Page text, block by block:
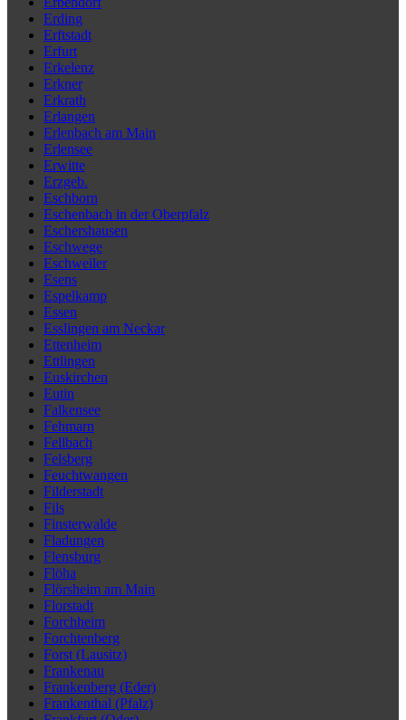
Erding
Erftstadt
Erfurt
Erkelenz
Erkner
Erkrath
Erlangen
Erlenbach am Main
Erlensee
Erwitte
Erzgeb.
Eschborn
Eschenbach in der Oberpfalz
Eschershausen
Eschwege
Eschweiler
Esens
Espelkamp
Essen
Esslingen am Neckar
Ettenheim
Ettlingen
Euskirchen
Eutin
Falkensee
Fehmarn
Fellbach
Felsberg
Feuchtwangen
Filderstadt
Fils
Finsterwalde
Fladungen
Flensburg
Flöha
Flörsheim am Main
Florstadt
Forchheim
Forchtenberg
Forst (Lausitz)
Frankenau
Frankenberg (Eder)
Frankenthal (Pfalz)